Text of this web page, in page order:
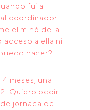
fui a
coordinador
eliminó de la
acceso a ella ni
hacer?
meses, una
Quiero pedir
jornada de